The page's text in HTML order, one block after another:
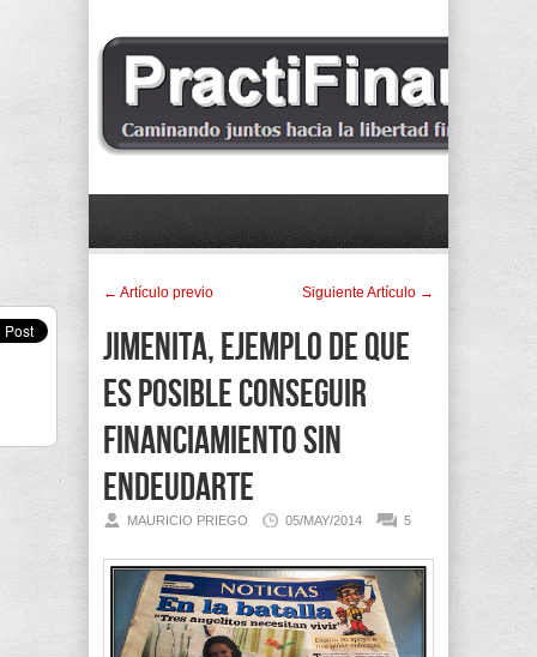
← Artí­culo previo Siguiente Artí­culo →
Jimenita, ejemplo de que
es posible conseguir
financiamiento sin
endeudarte
MAURICIO PRIEGO 05/MAY/2014 5